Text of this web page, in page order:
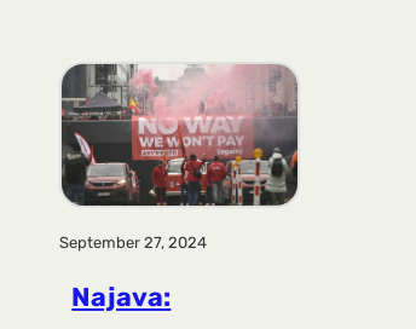
September 27, 2024
Najava: